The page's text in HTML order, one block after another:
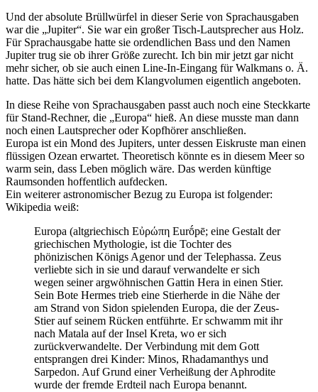
Und der absolute Brüllwürfel in dieser Serie von Sprachausgaben
war die „Jupiter“. Sie war ein großer Tisch-Lautsprecher aus Holz.
Für Sprachausgabe hatte sie ordendlichen Bass und den Namen
Jupiter trug sie ob ihrer Größe zurecht. Ich bin mir jetzt gar nicht
mehr sicher, ob sie auch einen Line-In-Eingang für Walkmans o. Ä.
hatte. Das hätte sich bei dem Klangvolumen eigentlich angeboten.
In diese Reihe von Sprachausgaben passt auch noch eine Steckkarte
für Stand-Rechner, die „Europa“ hieß. An diese musste man dann
noch einen Lautsprecher oder Kopfhörer anschließen.
Europa ist ein Mond des Jupiters, unter dessen Eiskruste man einen
flüssigen Ozean erwartet. Theoretisch könnte es in diesem Meer so
warm sein, dass Leben möglich wäre. Das werden künftige
Raumsonden hoffentlich aufdecken.
Ein weiterer astronomischer Bezug zu Europa ist folgender:
Wikipedia weiß:
Europa (altgriechisch Εὐρώπη Eurṓpē; eine Gestalt der
griechischen Mythologie, ist die Tochter des
phönizischen Königs Agenor und der Telephassa. Zeus
verliebte sich in sie und darauf verwandelte er sich
wegen seiner argwöhnischen Gattin Hera in einen Stier.
Sein Bote Hermes trieb eine Stierherde in die Nähe der
am Strand von Sidon spielenden Europa, die der Zeus-
Stier auf seinem Rücken entführte. Er schwamm mit ihr
nach Matala auf der Insel Kreta, wo er sich
zurückverwandelte. Der Verbindung mit dem Gott
entsprangen drei Kinder: Minos, Rhadamanthys und
Sarpedon. Auf Grund einer Verheißung der Aphrodite
wurde der fremde Erdteil nach Europa benannt.